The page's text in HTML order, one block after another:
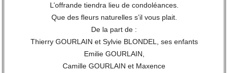
L’offrande tiendra lieu de condoléances.
Que des fleurs naturelles s’il vous plait.
De la part de :
Thierry GOURLAIN et Sylvie BLONDEL, ses enfants
Emilie GOURLAIN,
Camille GOURLAIN et Maxence